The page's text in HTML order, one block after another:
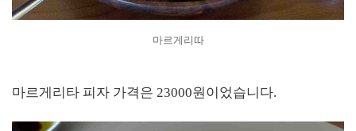
마르게리따
마르게리타 피자 가격은 23000원이었습니다.